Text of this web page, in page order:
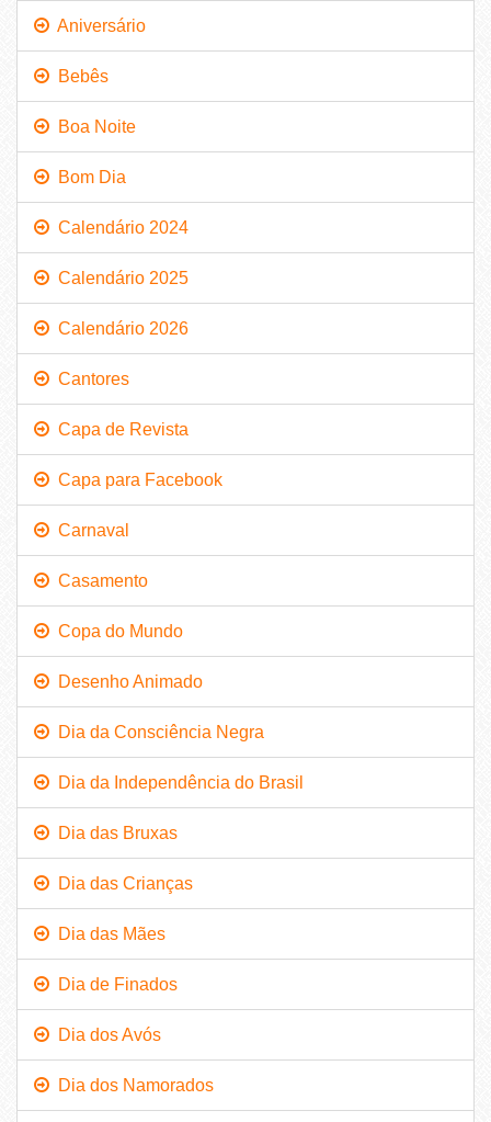
Aniversário
Bebês
Boa Noite
Bom Dia
Calendário 2024
Calendário 2025
Calendário 2026
Cantores
Capa de Revista
Capa para Facebook
Carnaval
Casamento
Copa do Mundo
Desenho Animado
Dia da Consciência Negra
Dia da Independência do Brasil
Dia das Bruxas
Dia das Crianças
Dia das Mães
Dia de Finados
Dia dos Avós
Dia dos Namorados